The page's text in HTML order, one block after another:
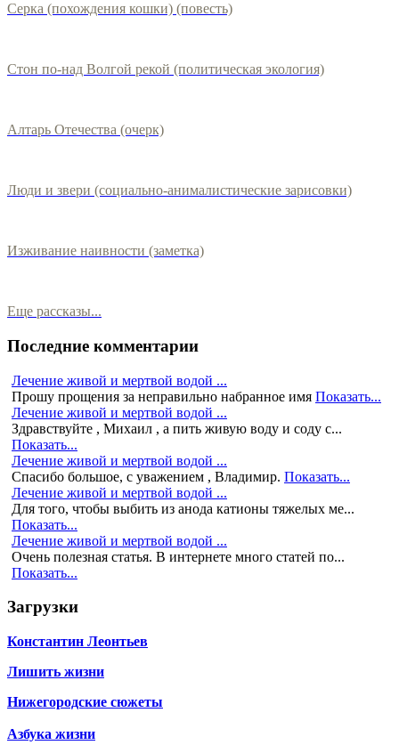
Серка (похождения кошки) (повесть)
Стон по-над Волгой рекой (политическая экология)
Алтарь Отечества (очерк)
Люди и звери (социально-анималистические зарисовки)
Изживание наивности (заметка)
Еще рассказы...
Последние комментарии
Лечение живой и мертвой водой ...
Прошу прощения за неправильно набранное имя Показать...
Лечение живой и мертвой водой ...
Здравствуйте , Михаил , а пить живую воду и соду с...
Показать...
Лечение живой и мертвой водой ...
Спасибо большое, с уважением , Владимир. Показать...
Лечение живой и мертвой водой ...
Для того, чтобы выбить из анода катионы тяжелых ме...
Показать...
Лечение живой и мертвой водой ...
Очень полезная статья. В интернете много статей по...
Показать...
Загрузки
Константин Леонтьев
Лишить жизни
Нижегородские сюжеты
Азбука жизни